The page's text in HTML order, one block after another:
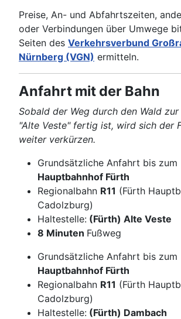
Preise, An- und Abfahrtszeiten,
oder Verbindungen über Umwege
Seiten des Verkehrsverbund
Nürnberg (VGN) ermitteln.
Anfahrt mit der Bahn
Sobald der Weg durch den Wald
"Alte Veste" fertig ist, wird sich der
weiter verkürzen.
Grundsätzliche Anfahrt bis zum
Hauptbahnhof Fürth
Regionalbahn R11 (Fürth
Cadolzburg)
Haltestelle: (Fürth) Alte Veste
8 Minuten Fußweg
Grundsätzliche Anfahrt bis zum
Hauptbahnhof Fürth
Regionalbahn R11 (Fürth
Cadolzburg)
Haltestelle: (Fürth) Dambach